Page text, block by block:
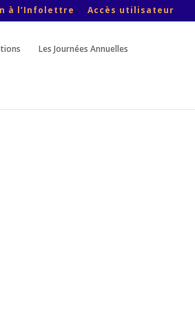
à l’Infolettre Accès utilisateur
Les Journées Annuelles